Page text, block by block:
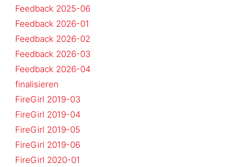
Feedback 2025-06
Feedback 2026-01
Feedback 2026-02
Feedback 2026-03
Feedback 2026-04
finalisieren
FireGirl 2019-03
FireGirl 2019-04
FireGirl 2019-05
FireGirl 2019-06
FireGirl 2020-01